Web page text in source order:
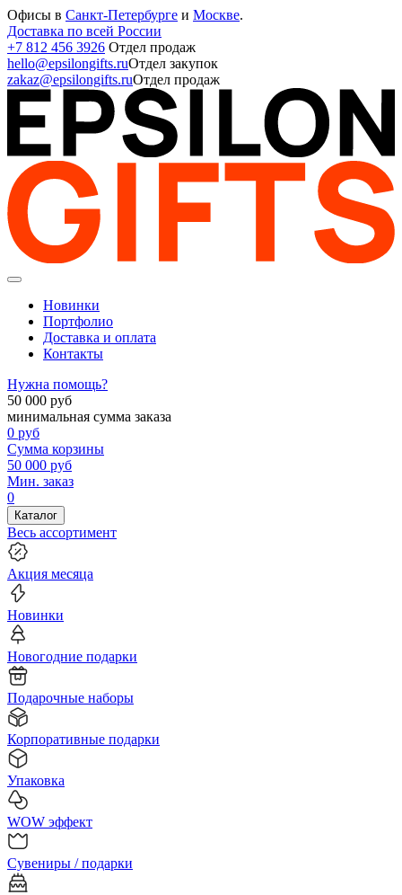
Офисы в Санкт-Петербурге и Москве.
Доставка по всей России
+7 812 456 3926 Отдел продаж
hello@epsilongifts.ruОтдел закупок
zakaz@epsilongifts.ruОтдел продаж
Новинки
Портфолио
Доставка и оплата
Контакты
Нужна помощь?
50 000 руб
минимальная сумма заказа
0 руб
Сумма корзины
50 000 руб
Мин. заказ
0
Каталог
Весь ассортимент
Акция месяца
Новинки
Новогодние подарки
Подарочные наборы
Корпоративные подарки
Упаковка
WOW эффект
Сувениры / подарки